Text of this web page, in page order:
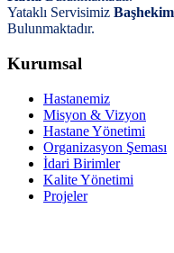
Yataklı Servisimiz
Bulunmaktadır.
Kurumsal
Hastanemiz
Misyon & Vizyon
Hastane Yönetimi
Organizasyon Şeması
İdari Birimler
Kalite Yönetimi
Projeler